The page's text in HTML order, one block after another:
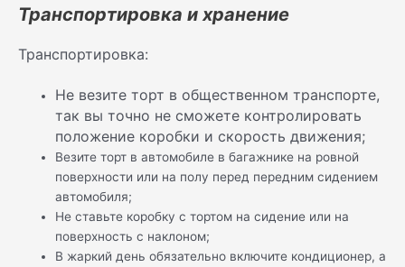
Транспортировка и хранение
Транспортировка:
Не везите торт в общественном транспорте,
так вы точно не сможете контролировать
положение коробки и скорость движения;
Везите торт в автомобиле в багажнике на ровной
поверхности или на полу перед передним сидением
автомобиля;
Не ставьте коробку с тортом на сидение или на
поверхность с наклоном;
В жаркий день обязательно включите кондиционер, а